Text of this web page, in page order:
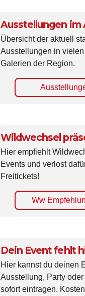
Ausstellungen im
Übersicht der aktuell
Ausstellungen in
Galerien der Region.
Wildwechsel
Hier empfiehlt
Events und verlost
Freitickets!
Ww
Dein Event fehlt
Hier kannst du deinen
Ausstellung, Party
sofort eintragen.